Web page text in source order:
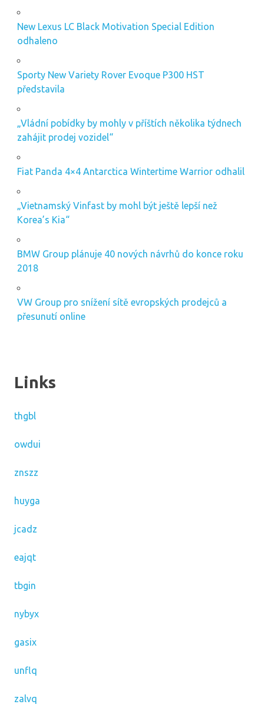
New Lexus LC Black Motivation Special Edition
odhaleno
Sporty New Variety Rover Evoque P300 HST
představila
„Vládní pobídky by mohly v příštích několika týdnech
zahájit prodej vozidel“
Fiat Panda 4×4 Antarctica Wintertime Warrior odhalil
„Vietnamský Vinfast by mohl být ještě lepší než
Korea’s Kia“
BMW Group plánuje 40 nových návrhů do konce roku
2018
VW Group pro snížení sítě evropských prodejců a
přesunutí online
Links
thgbl
owdui
znszz
huyga
jcadz
eajqt
tbgin
nybyx
gasix
unflq
zalvq